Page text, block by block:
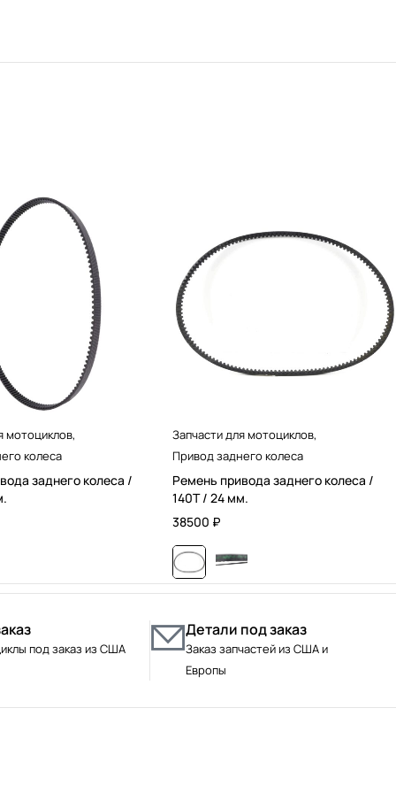
мотоциклов,
колеса
заднего колеса /
Запчасти для мотоциклов,
Привод заднего колеса
Ремень привода заднего колеса /
140T / 24 мм.
38500 ₽
под заказ из США
Детали под заказ
Заказ запчастей из США и
Европы